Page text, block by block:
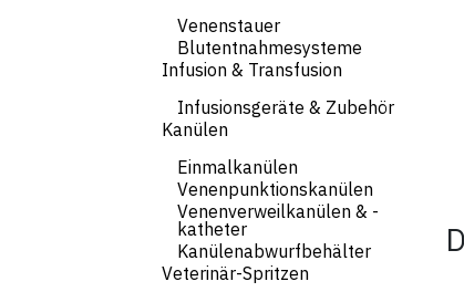
Venenstauer
Blutentnahmesysteme
Infusion & Transfusion
Infusionsgeräte & Zubehör
Kanülen
Einmalkanülen
Venenpunktionskanülen
Venenverweilkanülen & -
katheter
Kanülenabwurfbehälter
Veterinär-Spritzen